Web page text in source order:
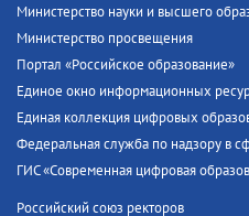
Министерство науки и высшего
Министерство просвещения
Портал «Российское образование»
Единое окно информационных
Единая коллекция цифровых
Федеральная служба по надзору в
ГИС «Современная цифровая
Российский союз ректоров